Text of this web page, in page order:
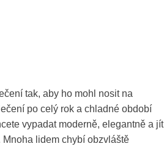
tak, aby ho mohl nosit na
po celý rok a chladné období
vypadat moderně, elegantně a jít
lidem chybí obzvláště